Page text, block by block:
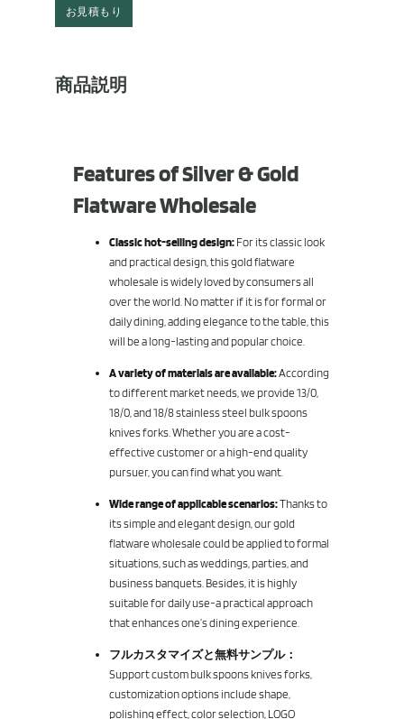
お見積もり
商品説明
Features of Silver & Gold
Flatware Wholesale
Classic hot-selling design: For its classic look
and practical design, this gold flatware
wholesale is widely loved by consumers all
over the world. No matter if it is for formal or
daily dining, adding elegance to the table, this
will be a long-lasting and popular choice.
A variety of materials are available:According
to different market needs, we provide 13/0,
18/0, and 18/8 stainless steel bulk spoons
knives forks. Whether you are a cost-
effective customer or a high-end quality
pursuer, you can find what you want.
Wide range of applicable scenarios:Thanks to
its simple and elegant design, our gold
flatware wholesale could be applied to formal
situations, such as weddings, parties, and
business banquets. Besides, it is highly
suitable for daily use-a practical approach
that enhances one’s dining experience.
フルカスタマイズと無料サンプル：
Support custom bulk spoons knives forks,
customization options include shape,
polishing effect, color selection, LOGO